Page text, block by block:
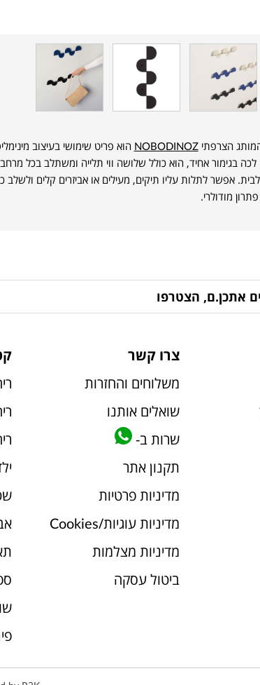
NOBODINOZ הוא פריט שימושי בעיצוב
בגימור אחיד, הוא כולל שלושה ווי תלייה ומשתלב בכל
אפשר לתלות עליו תיקים, מעילים או אביזרים קלים ולשלב
מודולרי.
אתכן.ם, הצטרפו
צרו קשר
משלוחים והחזרות
שואלים אותנו
שרות ב-
תקנון אתר
מדיניות פרטיות
מדיניות עוגיות/Cookies
מדיניות מצלמות
ביטול עסקה